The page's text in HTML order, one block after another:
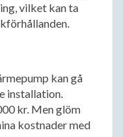
vilket kan ta
kan gå
installation.
kr. Men glöm
kostnader med